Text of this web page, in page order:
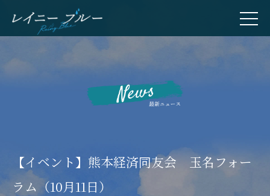
【イベント】熊本経済同友会 玉名フォー
ラム（10月11日）